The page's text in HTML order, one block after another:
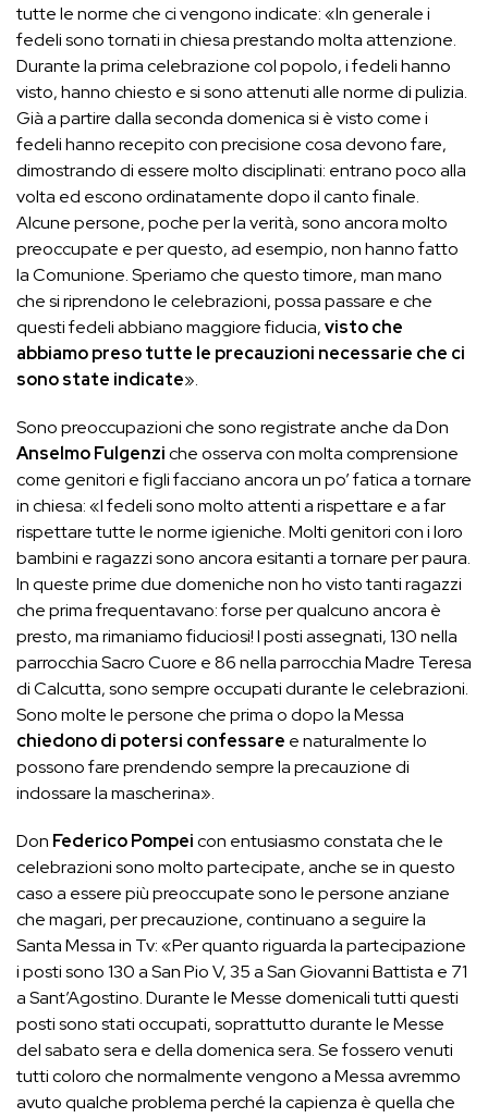
tutte le norme che ci vengono indicate: «In generale i
fedeli sono tornati in chiesa prestando molta attenzione.
Durante la prima celebrazione col popolo, i fedeli hanno
visto, hanno chiesto e si sono attenuti alle norme di pulizia.
Già a partire dalla seconda domenica si è visto come i
fedeli hanno recepito con precisione cosa devono fare,
dimostrando di essere molto disciplinati: entrano poco alla
volta ed escono ordinatamente dopo il canto finale.
Alcune persone, poche per la verità, sono ancora molto
preoccupate e per questo, ad esempio, non hanno fatto
la Comunione. Speriamo che questo timore, man mano
che si riprendono le celebrazioni, possa passare e che
questi fedeli abbiano maggiore fiducia,visto che
abbiamo preso tutte le precauzioni necessarie che ci
sono state indicate».
Sono preoccupazioni che sono registrate anche da Don
Anselmo Fulgenziche osserva con molta comprensione
come genitori e figli facciano ancora un po’ fatica a tornare
in chiesa: «I fedeli sono molto attenti a rispettare e a far
rispettare tutte le norme igieniche. Molti genitori con i loro
bambini e ragazzi sono ancora esitanti a tornare per paura.
In queste prime due domeniche non ho visto tanti ragazzi
che prima frequentavano: forse per qualcuno ancora è
presto, ma rimaniamo fiduciosi! I posti assegnati, 130 nella
parrocchia Sacro Cuore e 86 nella parrocchia Madre Teresa
di Calcutta, sono sempre occupati durante le celebrazioni.
Sono molte le persone che prima o dopo la Messa
chiedono di potersi confessare e naturalmente lo
possono fare prendendo sempre la precauzione di
indossare la mascherina».
Don Federico Pompeicon entusiasmo constata che le
celebrazioni sono molto partecipate, anche se in questo
caso a essere più preoccupate sono le persone anziane
che magari, per precauzione, continuano a seguire la
Santa Messa in Tv: «Per quanto riguarda la partecipazione
i posti sono 130 a San Pio V, 35 a San Giovanni Battista e 71
a Sant’Agostino. Durante le Messe domenicali tutti questi
posti sono stati occupati, soprattutto durante le Messe
del sabato sera e della domenica sera. Se fossero venuti
tutti coloro che normalmente vengono a Messa avremmo
avuto qualche problema perché la capienza è quella che